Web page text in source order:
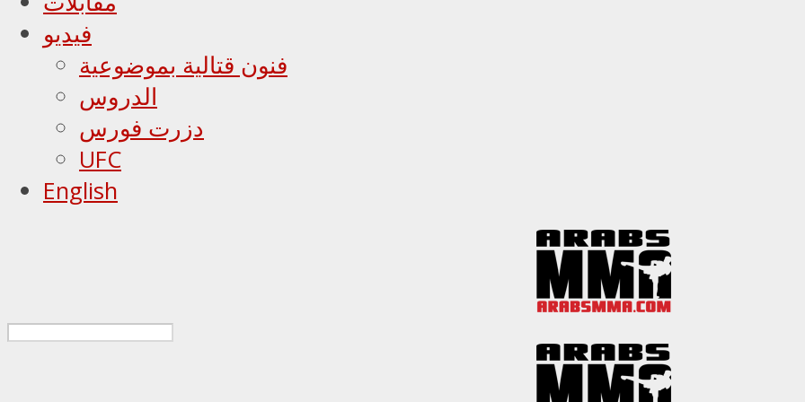
فيديو
فنون قتالية بموضوعية
الدروس
دزرت فورس
UFC
English